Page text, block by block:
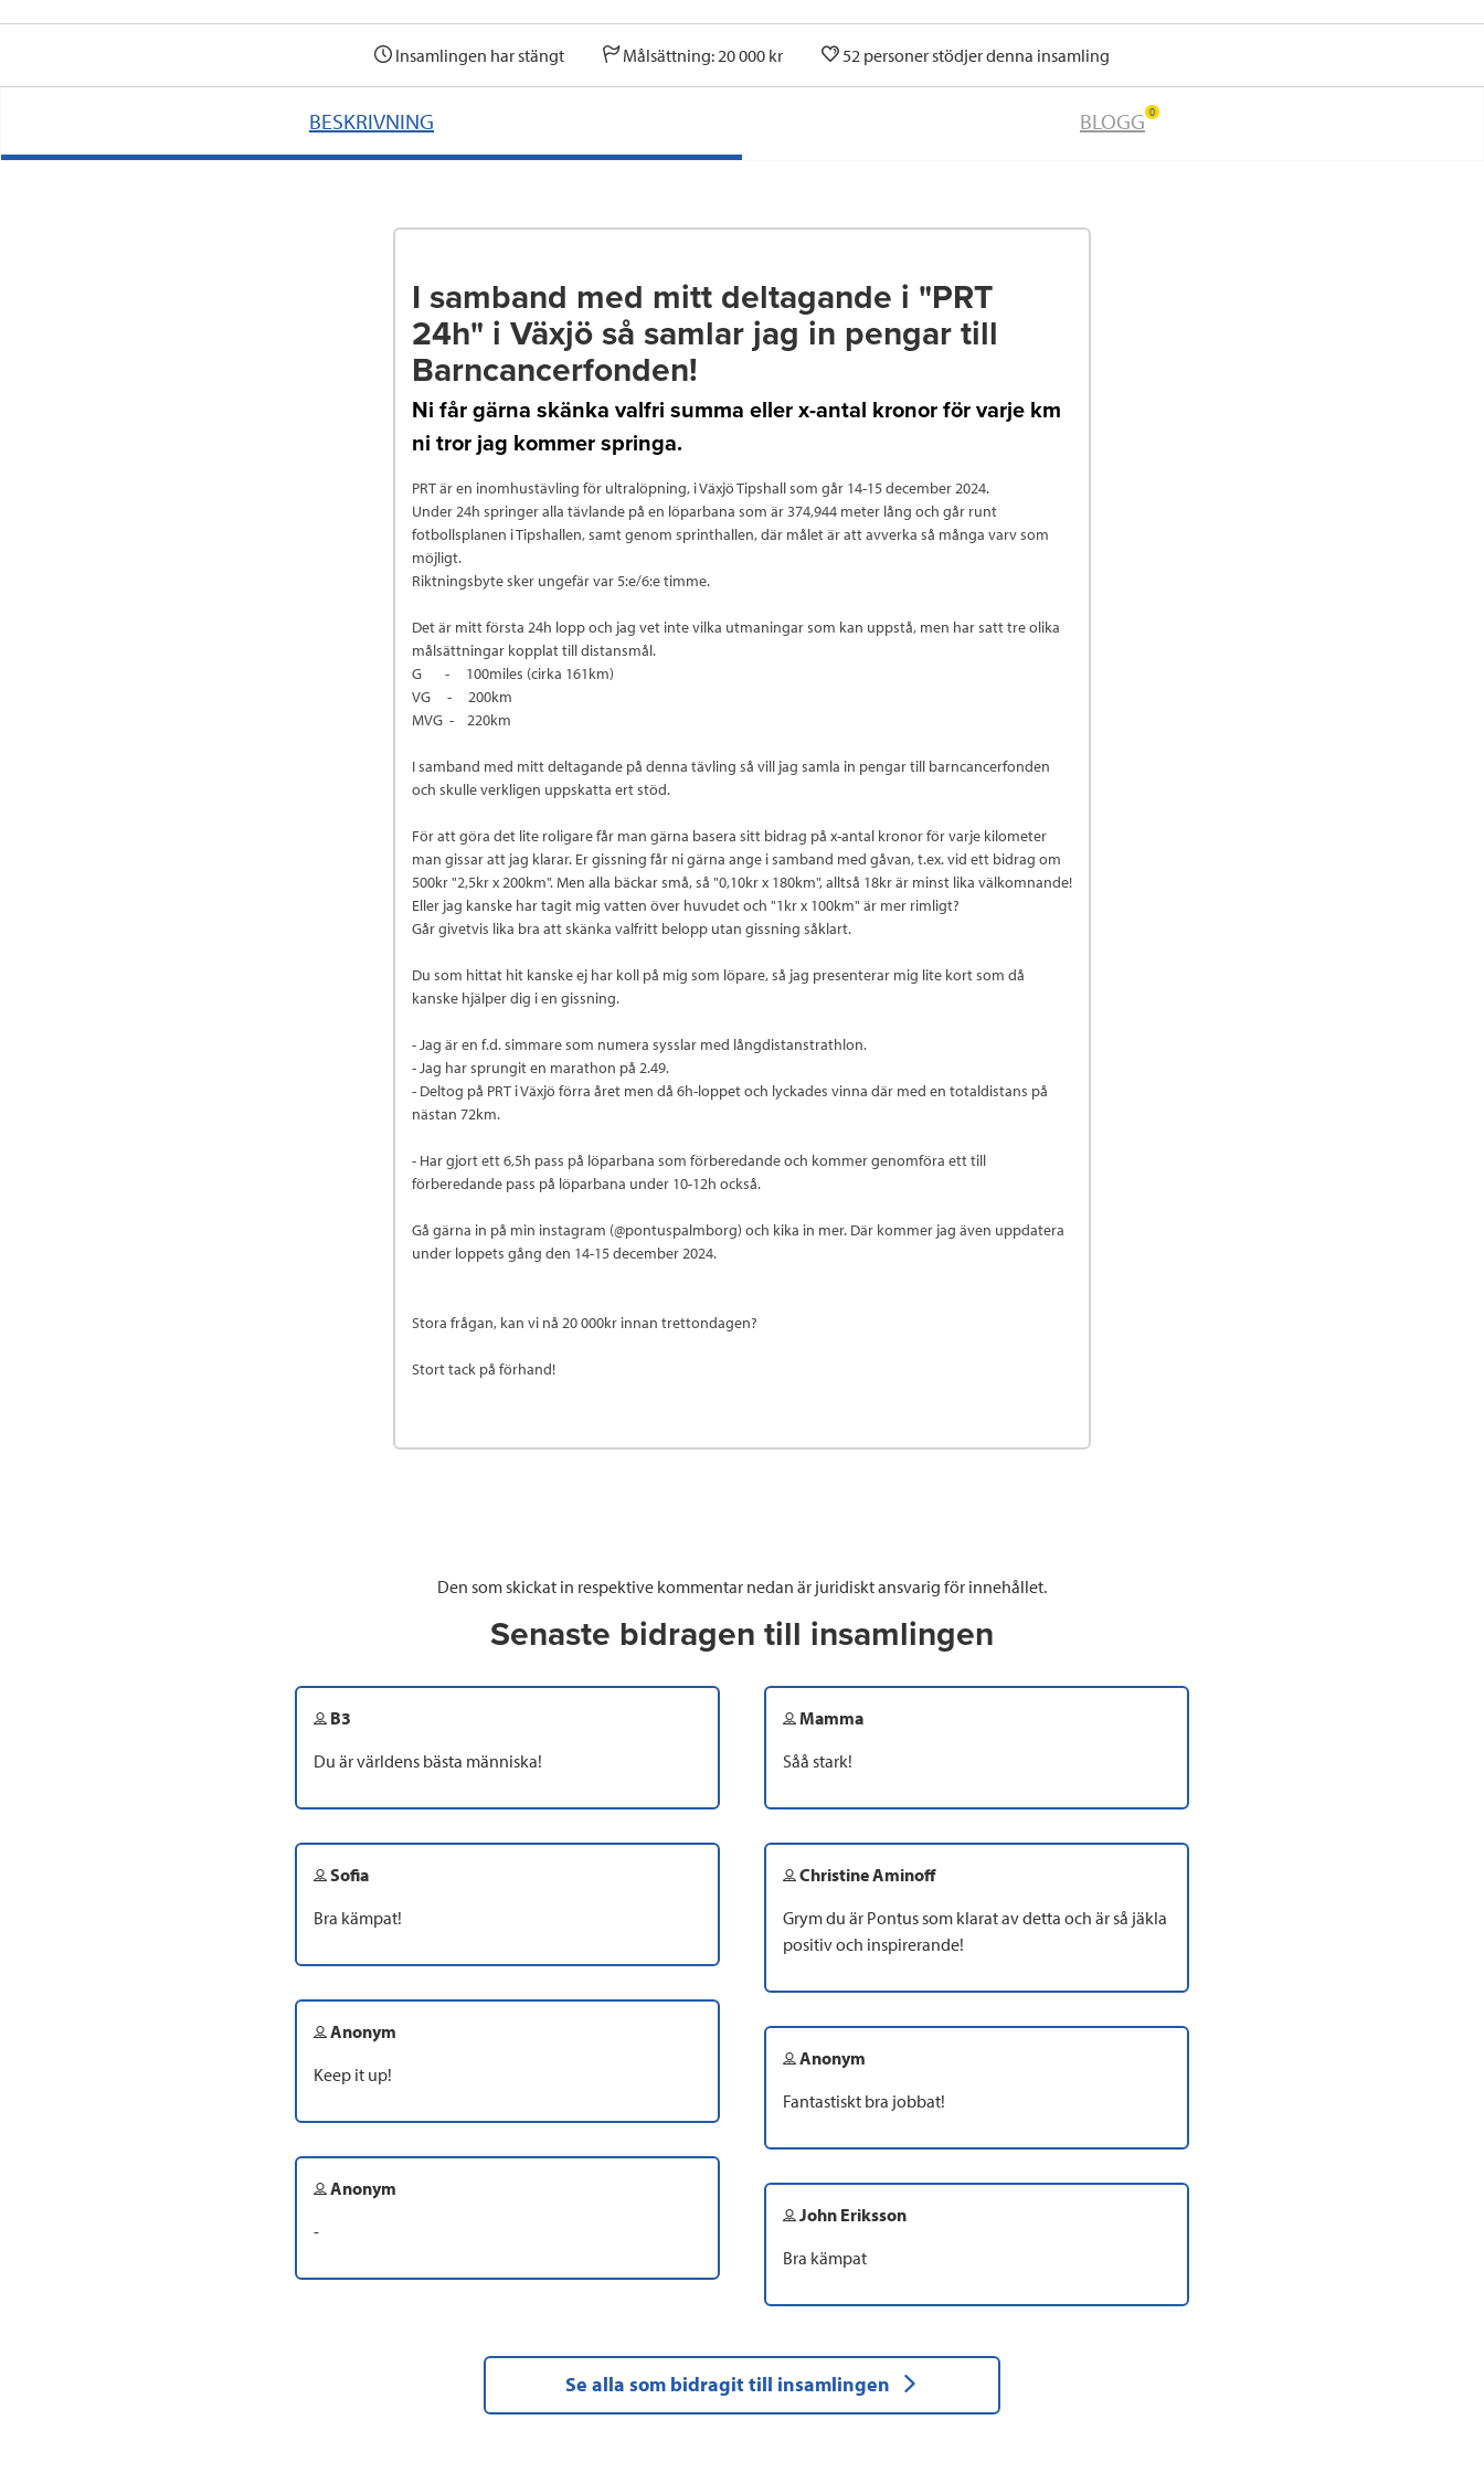
Insamlingen har stängt Målsättning: 20 000 kr 52 personer stödjer denna insamling
BESKRIVNING BLOGG 0
I samband med mitt deltagande i "PRT
24h" i Växjö så samlar jag in pengar till
Barncancerfonden!
Ni får gärna skänka valfri summa eller x-antal kronor för varje km
ni tror jag kommer springa.
PRT är en inomhustävling för ultralöpning, i Växjö Tipshall som går 14-15 december 2024.
Under 24h springer alla tävlande på en löparbana som är 374,944 meter lång och går runt
fotbollsplanen i Tipshallen, samt genom sprinthallen, där målet är att avverka så många varv som
möjligt.
Riktningsbyte sker ungefär var 5:e/6:e timme.
Det är mitt första 24h lopp och jag vet inte vilka utmaningar som kan uppstå, men har satt tre olika
målsättningar kopplat till distansmål.
G - 100miles (cirka 161km)
VG - 200km
MVG - 220km
I samband med mitt deltagande på denna tävling så vill jag samla in pengar till barncancerfonden
och skulle verkligen uppskatta ert stöd.
För att göra det lite roligare får man gärna basera sitt bidrag på x-antal kronor för varje kilometer
man gissar att jag klarar. Er gissning får ni gärna ange i samband med gåvan, t.ex. vid ett bidrag om
500kr "2,5kr x 200km". Men alla bäckar små, så "0,10kr x 180km", alltså 18kr är minst lika välkomnande!
Eller jag kanske har tagit mig vatten över huvudet och "1kr x 100km" är mer rimligt?
Går givetvis lika bra att skänka valfritt belopp utan gissning såklart.
Du som hittat hit kanske ej har koll på mig som löpare, så jag presenterar mig lite kort som då
kanske hjälper dig i en gissning.
- Jag är en f.d. simmare som numera sysslar med långdistanstrathlon.
- Jag har sprungit en marathon på 2.49.
- Deltog på PRT i Växjö förra året men då 6h-loppet och lyckades vinna där med en totaldistans på
nästan 72km.
- Har gjort ett 6,5h pass på löparbana som förberedande och kommer genomföra ett till
förberedande pass på löparbana under 10-12h också.
Gå gärna in på min instagram (@pontuspalmborg) och kika in mer. Där kommer jag även uppdatera
under loppets gång den 14-15 december 2024.
Stora frågan, kan vi nå 20 000kr innan trettondagen?
Stort tack på förhand!
Den som skickat in respektive kommentar nedan är juridiskt ansvarig för innehållet.
Senaste bidragen till insamlingen
B3
Du är världens bästa människa!
Sofia
Bra kämpat!
Anonym
Keep it up!
Anonym
-
Mamma
Såå stark!
Christine Aminoff
Grym du är Pontus som klarat av detta och är så jäkla
positiv och inspirerande!
Anonym
Fantastiskt bra jobbat!
John Eriksson
Bra kämpat
Se alla som bidragit till insamlingen